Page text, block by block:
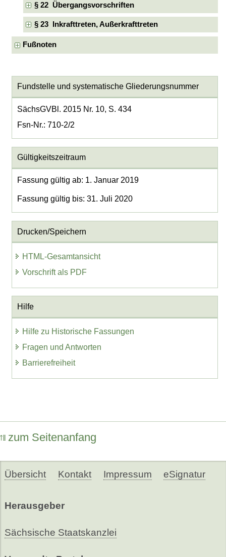
§ 22 Übergangsvorschriften
§ 23 Inkrafttreten, Außerkrafttreten
Fußnoten
Fundstelle und systematische Gliederungsnummer
SächsGVBl. 2015 Nr. 10, S. 434
Fsn-Nr.: 710-2/2
Gültigkeitszeitraum
Fassung gültig ab: 1. Januar 2019
Fassung gültig bis: 31. Juli 2020
Drucken/Speichern
HTML-Gesamtansicht
Vorschrift als PDF
Hilfe
Hilfe zu Historische Fassungen
Fragen und Antworten
Barrierefreiheit
zum Seitenanfang
Übersicht Kontakt Impressum eSignatur
Herausgeber
Sächsische Staatskanzlei